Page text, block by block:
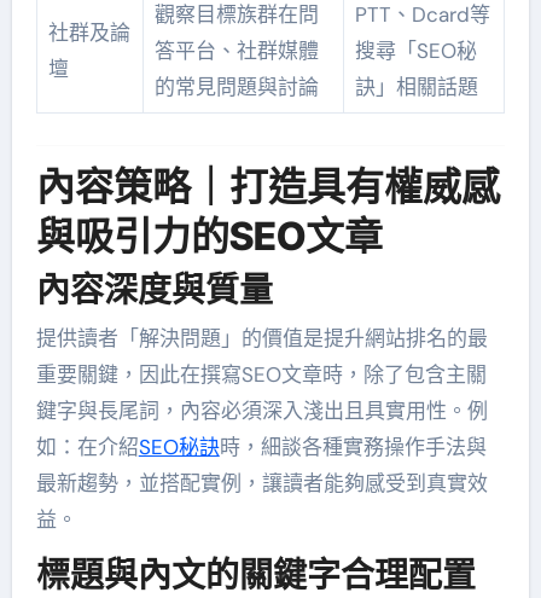
社群及論
壇
觀察目標族群在問
答平台、社群媒體
的常見問題與討論
PTT、Dcard等
搜尋「SEO秘
訣」相關話題
內容策略｜打造具有權威感
與吸引力的SEO文章
內容深度與質量
提供讀者「解決問題」的價值是提升網站排名的最
重要關鍵，因此在撰寫SEO文章時，除了包含主關
鍵字與長尾詞，內容必須深入淺出且具實用性。例
如：在介紹SEO秘訣時，細談各種實務操作手法與
最新趨勢，並搭配實例，讓讀者能夠感受到真實效
益。
標題與內文的關鍵字合理配置